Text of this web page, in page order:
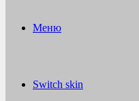
Меню
Switch skin